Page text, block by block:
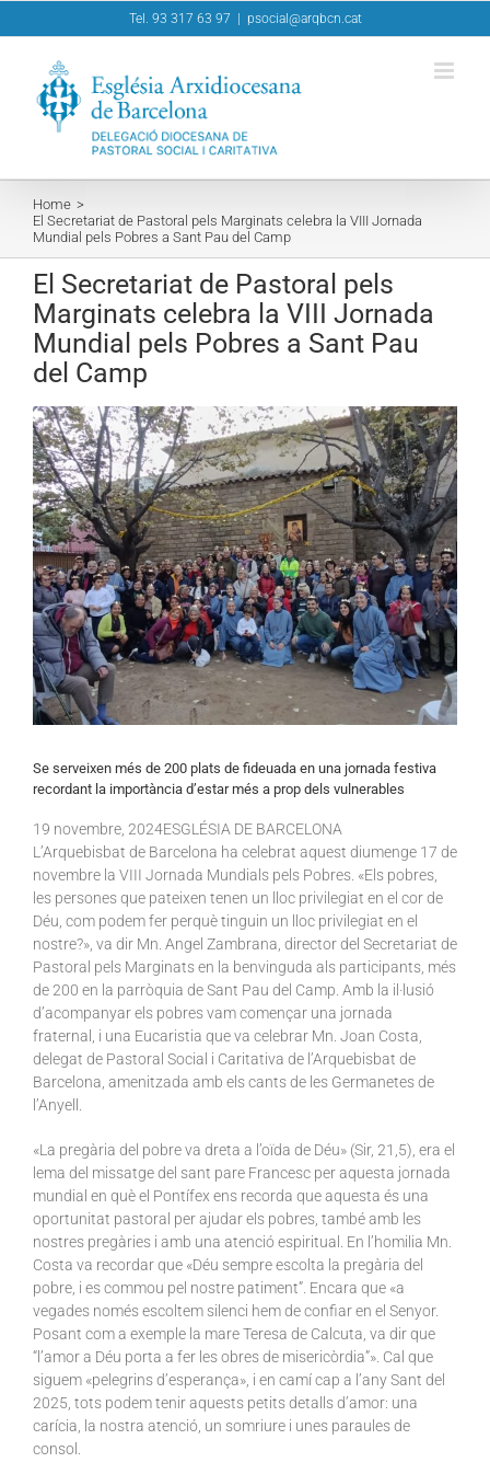
to
Tel. 93 317 63 97 psocial@arqbcn.cat
Home
El Secretariat de Pastoral pels Marginats celebra la VIII Jornada
Mundial pels Pobres a Sant Pau del Camp
El Secretariat de Pastoral pels
Marginats celebra la VIII Jornada
Mundial pels Pobres a Sant Pau
del Camp
View
Larger
Image
Se serveixen més de 200 plats de fideuada en una jornada festiva
recordant la importància d’estar més a prop dels vulnerables
19 novembre , 2024ESGLÉSIA DE BARCELONA
L’Arquebisbat de Barcelona ha celebrat aquest diumenge 17 de
novembre la VIII Jornada Mundials pels Pobres. «Els pobres,
les persones que pateixen tenen un lloc privilegiat en el cor de
Déu, com podem fer perquè tinguin un lloc privilegiat en el
nostre?», va dir Mn. Angel Zambrana, director del Secretariat de
Pastoral pels Marginats en la benvinguda als participants, més
de 200 en la parròquia de Sant Pau del Camp. Amb la il·lusió
d’acompanyar els pobres vam començar una jornada
fraternal, i una Eucaristia que va celebrar Mn. Joan Costa,
delegat de Pastoral Social i Caritativa de l’Arquebisbat de
Barcelona, amenitzada amb els cants de les Germanetes de
l’Anyell.
«La pregària del pobre va dreta a l’oïda de Déu» (Sir, 21,5), era el
lema del missatge del sant pare Francesc per aquesta jornada
mundial en què el Pontífex ens recorda que aquesta és una
oportunitat pastoral per ajudar els pobres, també amb les
nostres pregàries i amb una atenció espiritual. En l’homilia Mn.
Costa va recordar que «Déu sempre escolta la pregària del
pobre, i es commou pel nostre patiment”. Encara que «a
vegades només escoltem silenci hem de confiar en el Senyor.
Posant com a exemple la mare Teresa de Calcuta, va dir que
“l’amor a Déu porta a fer les obres de misericòrdia”». Cal que
siguem «pelegrins d’esperança», i en camí cap a l’any Sant del
2025, tots podem tenir aquests petits detalls d’amor: una
carícia, la nostra atenció, un somriure i unes paraules de
consol.